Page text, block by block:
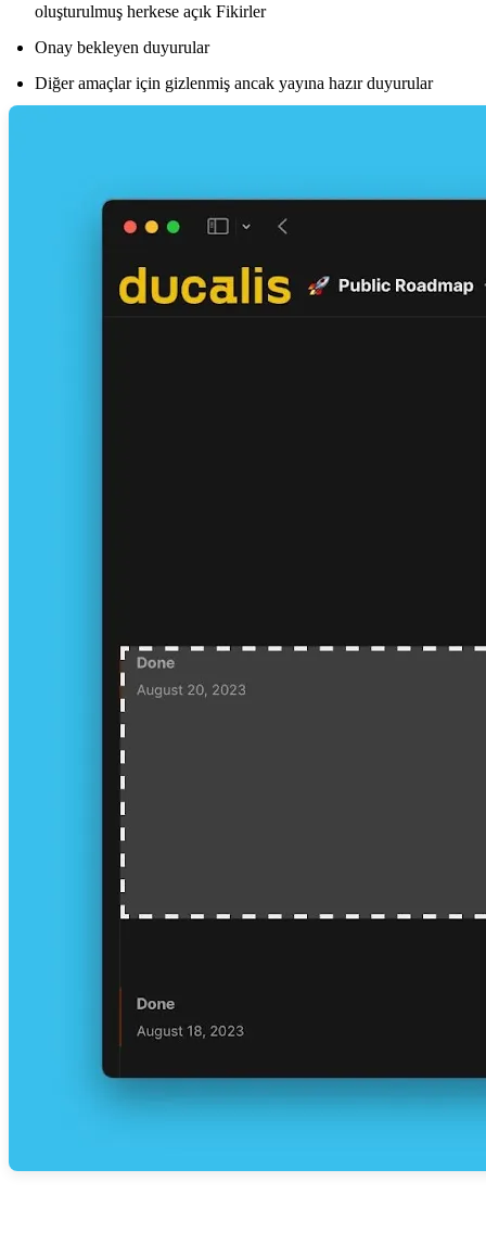
oluşturulmuş herkese açık Fikirler
Onay bekleyen duyurular
Diğer amaçlar için gizlenmiş ancak yayına hazır duyurular